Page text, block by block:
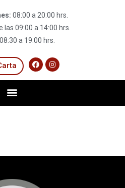
08:00 a 20:00 hrs.
las 09:00 a 14:00 hrs.
08:30 a 19:00 hrs.